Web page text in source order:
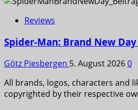
Reviews
Spider-Man: Brand New Day
Götz Piesbergen 5. August 20260
All brands, logos, characters and
copyrighted by their respective